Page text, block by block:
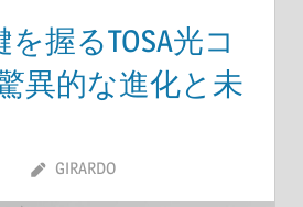
握るTOSA光コ
異的な進化と未
GIRARDO